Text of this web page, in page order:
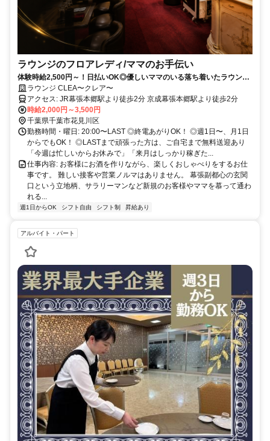
ラウンジのフロアレディ/ママのお手伝い
体験時給2,500円～！日払いOK◎優しいママのいる落ち着いたラウンジ
でフロアレディ募集♪
ラウンジ CLEA〜クレア〜
アクセス: JR幕張本郷駅より徒歩2分 京成幕張本郷駅より徒歩2分
時給2,000円～3,500円
千葉県千葉市花見川区
勤務時間・曜日: 20:00〜LAST ◎終電あがりOK！ ◎週1日〜、月1日
からでもOK！ ◎LASTまで頑張った方は、ご自宅まで無料送迎あり
「今週は忙しいからお休みで」「来月はしっかり稼ぎた...
仕事内容: お客様にお酒を作りながら、楽しくおしゃべりをするお仕
事です。 難しい接客や営業ノルマはありません。 幕張副都心の玄関
口という立地柄、サラリーマンなど新規のお客様やママを慕って通わ
れる...
週1日からOK シフト自由 シフト制 昇給あり
アルバイト・パート